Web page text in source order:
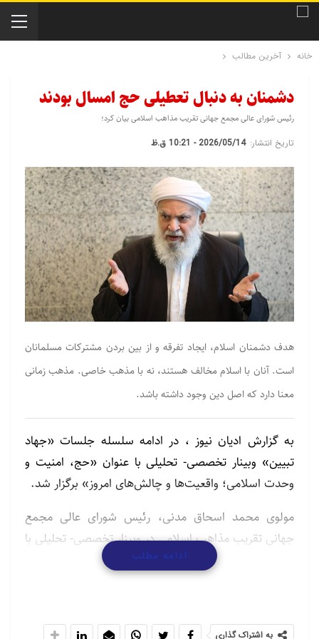
خانه آخرین مطالب
دشمنان به دنبال تعطیلی حج امسال بودند
رئیس شورای عالی مجمع جهانی تقریب مذاهب اسلامی بیان کرد؛
تاریخ انتشار: 2026/05/14 - 10:21 ق.ظ
هدف دشمنان اسلام، ایجاد تفرقه و از بین بردن مشترکات مسلمانان
است. آنان با اسلام مخالف هستند، نه با مذهب خاصی. مذهب زمانی
معنا دارد که اصل دین وجود داشته باشد.
به گزارش ادیان نیوز ، در ادامه سلسله جلسات «جهاد
تبیین» وبینار تخصصی- تحلیلی با عنوان «حج، امنیت و
وحدت اسلامی؛ واقعیت‌ها و چالش‌های امروز» برگزار شد.
مولوی محمد اسحاق مدنی، رئیس شورای عالی مجمع
جهانی تقریب مذاهب اسلامی در وبینار تخصصی- تحلیلی با
عنوان «حج، امنیت و وحدت اسلامی؛ واقعیت‌ها و
چالش‌های امروز» با تأکید بر بازشناسی فقهی مسائل حج
و زحمت است و هیچ کس نمی‌تواند بدون تحمل رنج، آن
ادامه مطلب
به اشتراک گذاری